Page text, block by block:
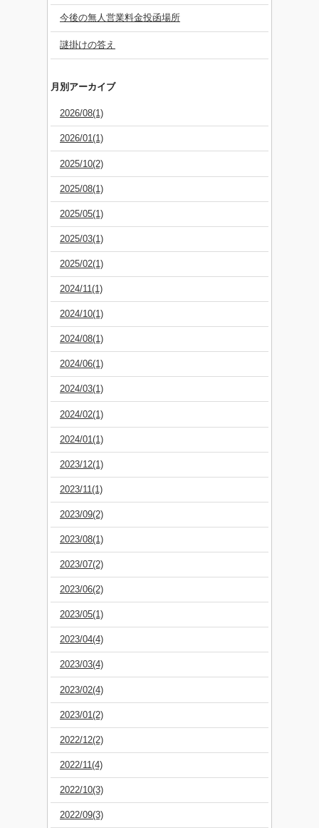
今後の無人営業料金投函場所
謎掛けの答え
月別アーカイブ
2026/08(1)
2026/01(1)
2025/10(2)
2025/08(1)
2025/05(1)
2025/03(1)
2025/02(1)
2024/11(1)
2024/10(1)
2024/08(1)
2024/06(1)
2024/03(1)
2024/02(1)
2024/01(1)
2023/12(1)
2023/11(1)
2023/09(2)
2023/08(1)
2023/07(2)
2023/06(2)
2023/05(1)
2023/04(4)
2023/03(4)
2023/02(4)
2023/01(2)
2022/12(2)
2022/11(4)
2022/10(3)
2022/09(3)